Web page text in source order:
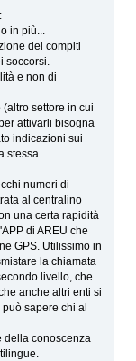
in più...
dei compiti
soccorsi.
e non di
settore in cui
attivarli bisogna
indicazioni sui
stessa.
numeri di
al centralino
una certa rapidità
di AREU che
GPS. Utilissimo in
la chiamata
livello, che
anche altri enti si
sapere chi al
della conoscenza